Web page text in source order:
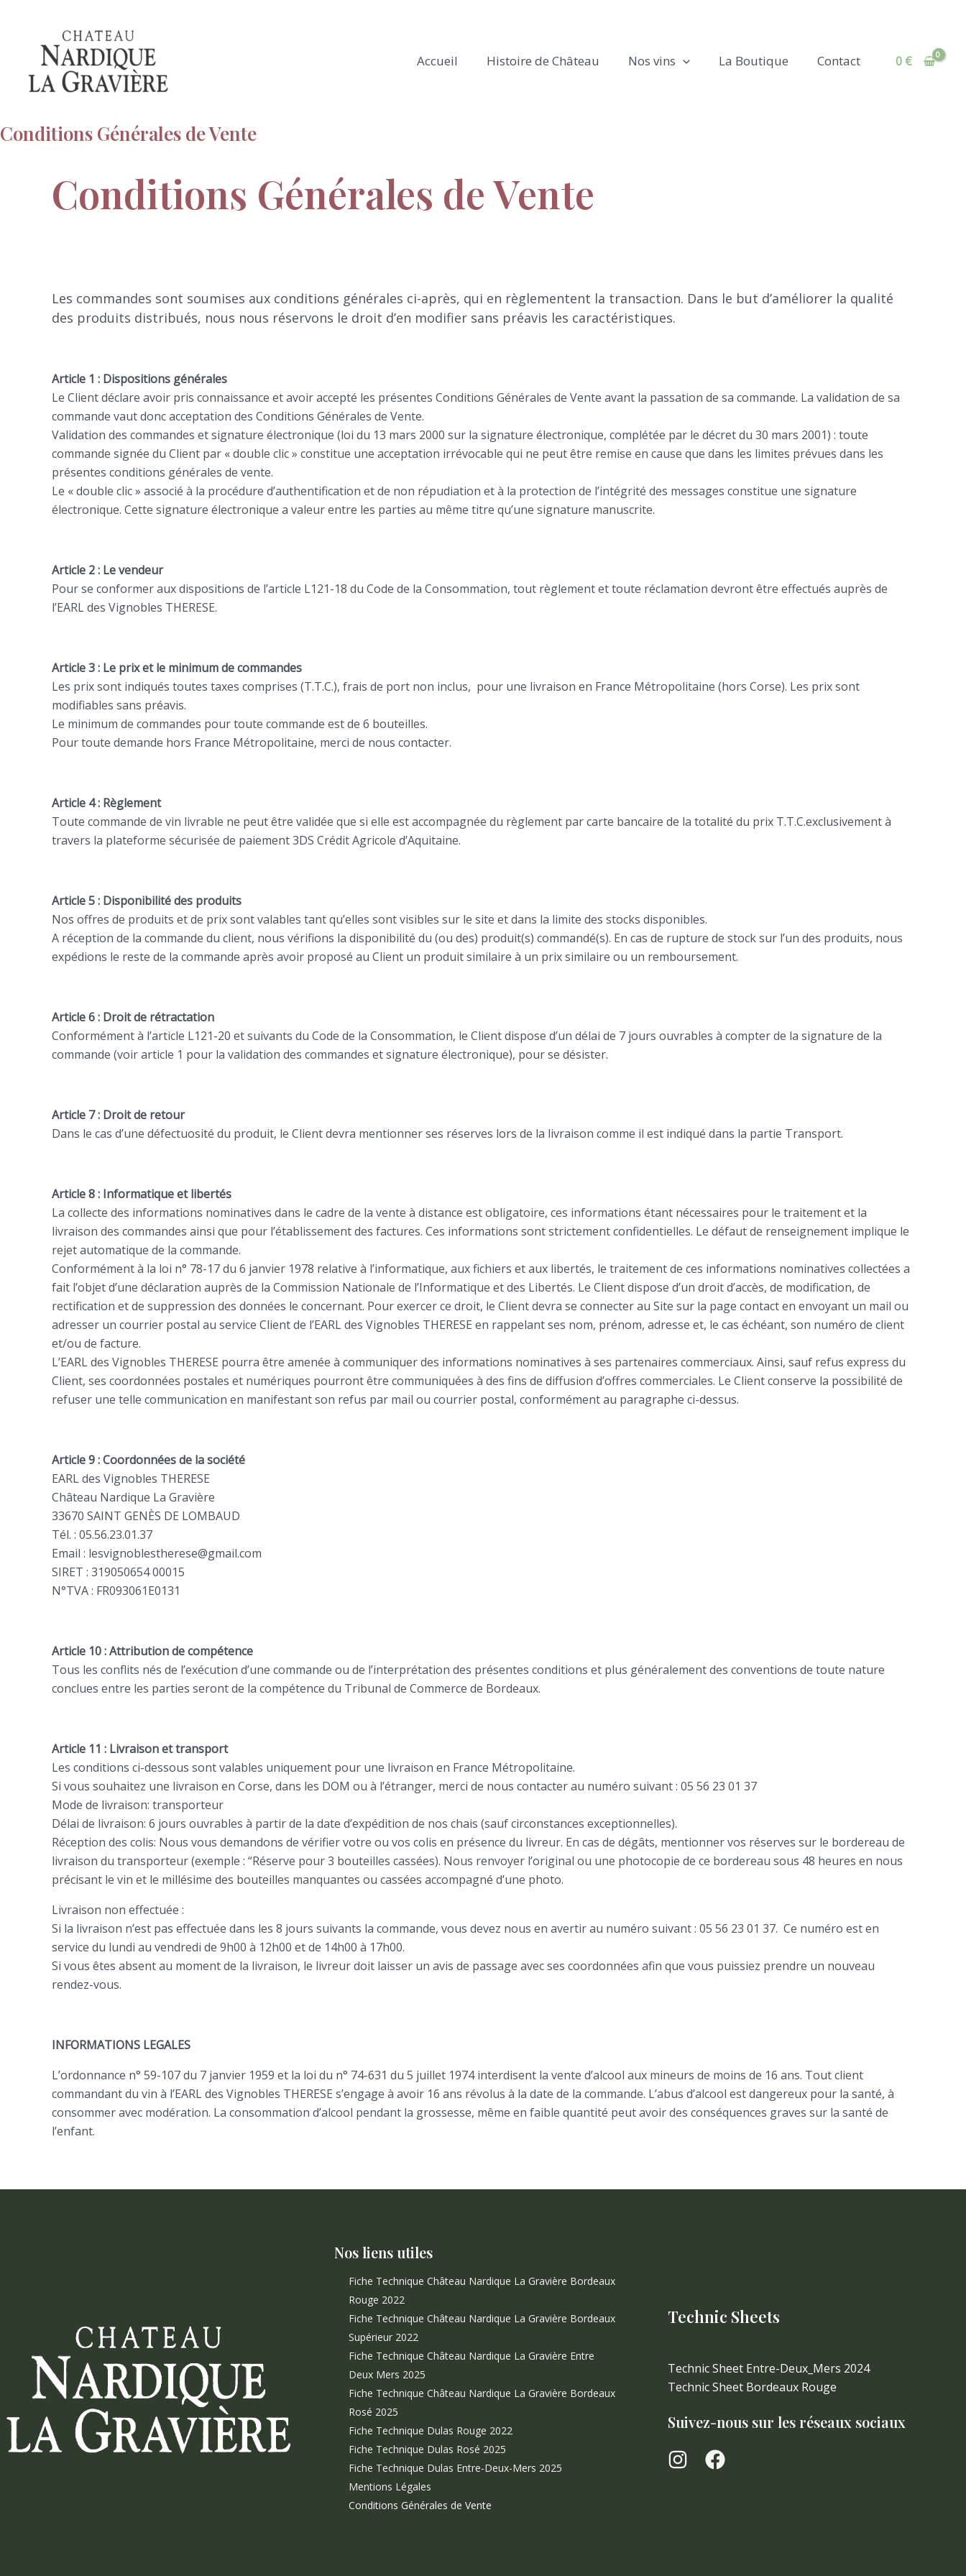
contenu
Accueil Histoire de Château Nos vins La Boutique Contact 0 €
Conditions Générales de Vente
Conditions Générales de Vente
Les commandes sont soumises aux conditions générales ci-après, qui en règlementent la transaction. Dans le but d’améliorer la qualité
des produits distribués, nous nous réservons le droit d’en modifier sans préavis les caractéristiques.
Article 1 : Dispositions générales
Le Client déclare avoir pris connaissance et avoir accepté les présentes Conditions Générales de Vente avant la passation de sa commande. La validation de sa
commande vaut donc acceptation des Conditions Générales de Vente.
Validation des commandes et signature électronique (loi du 13 mars 2000 sur la signature électronique, complétée par le décret du 30 mars 2001) : toute
commande signée du Client par « double clic » constitue une acceptation irrévocable qui ne peut être remise en cause que dans les limites prévues dans les
présentes conditions générales de vente.
Le « double clic » associé à la procédure d’authentification et de non répudiation et à la protection de l’intégrité des messages constitue une signature
électronique. Cette signature électronique a valeur entre les parties au même titre qu’une signature manuscrite.
Article 2 : Le vendeur
Pour se conformer aux dispositions de l’article L121-18 du Code de la Consommation, tout règlement et toute réclamation devront être effectués auprès de
l’EARL des Vignobles THERESE.
Article 3 : Le prix et le minimum de commandes
Les prix sont indiqués toutes taxes comprises (T.T.C.), frais de port non inclus, pour une livraison en France Métropolitaine (hors Corse). Les prix sont
modifiables sans préavis.
Le minimum de commandes pour toute commande est de 6 bouteilles.
Pour toute demande hors France Métropolitaine, merci de nous contacter.
Article 4 : Règlement
Toute commande de vin livrable ne peut être validée que si elle est accompagnée du règlement par carte bancaire de la totalité du prix T.T.C.exclusivement à
travers la plateforme sécurisée de paiement 3DS Crédit Agricole d’Aquitaine.
Article 5 : Disponibilité des produits
Nos offres de produits et de prix sont valables tant qu’elles sont visibles sur le site et dans la limite des stocks disponibles.
A réception de la commande du client, nous vérifions la disponibilité du (ou des) produit(s) commandé(s). En cas de rupture de stock sur l’un des produits, nous
expédions le reste de la commande après avoir proposé au Client un produit similaire à un prix similaire ou un remboursement.
Article 6 : Droit de rétractation
Conformément à l’article L121-20 et suivants du Code de la Consommation, le Client dispose d’un délai de 7 jours ouvrables à compter de la signature de la
commande (voir article 1 pour la validation des commandes et signature électronique), pour se désister.
Article 7 : Droit de retour
Dans le cas d’une défectuosité du produit, le Client devra mentionner ses réserves lors de la livraison comme il est indiqué dans la partie Transport.
Article 8 : Informatique et libertés
La collecte des informations nominatives dans le cadre de la vente à distance est obligatoire, ces informations étant nécessaires pour le traitement et la
livraison des commandes ainsi que pour l’établissement des factures. Ces informations sont strictement confidentielles. Le défaut de renseignement implique le
rejet automatique de la commande.
Conformément à la loi n° 78-17 du 6 janvier 1978 relative à l’informatique, aux fichiers et aux libertés, le traitement de ces informations nominatives collectées a
fait l’objet d’une déclaration auprès de la Commission Nationale de l’Informatique et des Libertés. Le Client dispose d’un droit d’accès, de modification, de
rectification et de suppression des données le concernant. Pour exercer ce droit, le Client devra se connecter au Site sur la page contact en envoyant un mail ou
adresser un courrier postal au service Client de l’EARL des Vignobles THERESE en rappelant ses nom, prénom, adresse et, le cas échéant, son numéro de client
et/ou de facture.
L’EARL des Vignobles THERESE pourra être amenée à communiquer des informations nominatives à ses partenaires commerciaux. Ainsi, sauf refus express du
Client, ses coordonnées postales et numériques pourront être communiquées à des fins de diffusion d’offres commerciales. Le Client conserve la possibilité de
refuser une telle communication en manifestant son refus par mail ou courrier postal, conformément au paragraphe ci-dessus.
Article 9 : Coordonnées de la société
EARL des Vignobles THERESE
Château Nardique La Gravière
33670 SAINT GENÈS DE LOMBAUD
Tél. : 05.56.23.01.37
Email : lesvignoblestherese@gmail.com
SIRET : 319050654 00015
N°TVA : FR093061E0131
Article 10 : Attribution de compétence
Tous les conflits nés de l’exécution d’une commande ou de l’interprétation des présentes conditions et plus généralement des conventions de toute nature
conclues entre les parties seront de la compétence du Tribunal de Commerce de Bordeaux.
Article 11 : Livraison et transport
Les conditions ci-dessous sont valables uniquement pour une livraison en France Métropolitaine.
Si vous souhaitez une livraison en Corse, dans les DOM ou à l’étranger, merci de nous contacter au numéro suivant : 05 56 23 01 37
Mode de livraison: transporteur
Délai de livraison: 6 jours ouvrables à partir de la date d’expédition de nos chais (sauf circonstances exceptionnelles).
Réception des colis: Nous vous demandons de vérifier votre ou vos colis en présence du livreur. En cas de dégâts, mentionner vos réserves sur le bordereau de
livraison du transporteur (exemple : “Réserve pour 3 bouteilles cassées). Nous renvoyer l’original ou une photocopie de ce bordereau sous 48 heures en nous
précisant le vin et le millésime des bouteilles manquantes ou cassées accompagné d’une photo.
Livraison non effectuée :
Si la livraison n’est pas effectuée dans les 8 jours suivants la commande, vous devez nous en avertir au numéro suivant : 05 56 23 01 37. Ce numéro est en
service du lundi au vendredi de 9h00 à 12h00 et de 14h00 à 17h00.
Si vous êtes absent au moment de la livraison, le livreur doit laisser un avis de passage avec ses coordonnées afin que vous puissiez prendre un nouveau
rendez-vous.
INFORMATIONS LEGALES
L’ordonnance n° 59-107 du 7 janvier 1959 et la loi du n° 74-631 du 5 juillet 1974 interdisent la vente d’alcool aux mineurs de moins de 16 ans. Tout client
commandant du vin à l’EARL des Vignobles THERESE s’engage à avoir 16 ans révolus à la date de la commande. L’abus d’alcool est dangereux pour la santé, à
consommer avec modération. La consommation d’alcool pendant la grossesse, même en faible quantité peut avoir des conséquences graves sur la santé de
l’enfant.
Nos liens utiles
Fiche Technique Château Nardique La Gravière Bordeaux
Rouge 2022
Fiche Technique Château Nardique La Gravière Bordeaux
Supérieur 2022
Fiche Technique Château Nardique La Gravière Entre
Deux Mers 2025
Fiche Technique Château Nardique La Gravière Bordeaux
Rosé 2025
Fiche Technique Dulas Rouge 2022
Fiche Technique Dulas Rosé 2025
Fiche Technique Dulas Entre-Deux-Mers 2025
Mentions Légales
Conditions Générales de Vente
Technic Sheets
Technic Sheet Entre-Deux_Mers 2024
Technic Sheet Bordeaux Rouge
Suivez-nous sur les réseaux sociaux